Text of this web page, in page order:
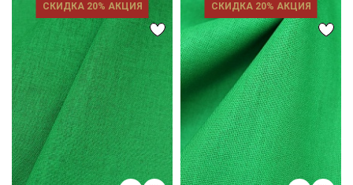
СКИДКА 20% АКЦИЯ СКИДКА 20% АКЦИЯ